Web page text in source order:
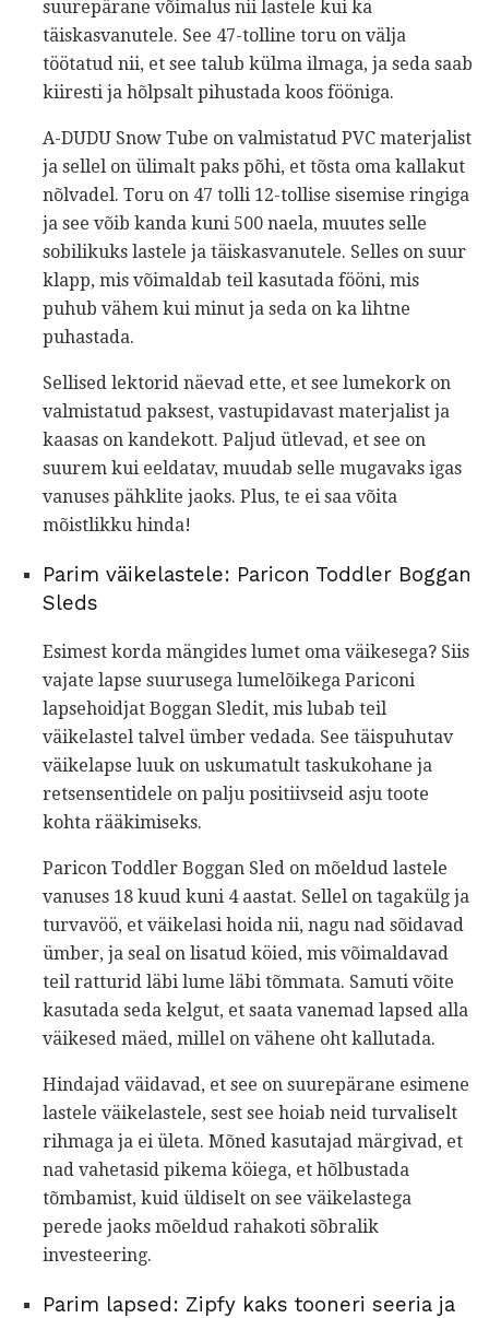
suurepärane võimalus nii lastele kui ka
täiskasvanutele. See 47-tolline toru on välja
töötatud nii, et see talub külma ilmaga, ja seda saab
kiiresti ja hõlpsalt pihustada koos fööniga.
A-DUDU Snow Tube on valmistatud PVC materjalist
ja sellel on ülimalt paks põhi, et tõsta oma kallakut
nõlvadel. Toru on 47 tolli 12-tollise sisemise ringiga
ja see võib kanda kuni 500 naela, muutes selle
sobilikuks lastele ja täiskasvanutele. Selles on suur
klapp, mis võimaldab teil kasutada fööni, mis
puhub vähem kui minut ja seda on ka lihtne
puhastada.
Sellised lektorid näevad ette, et see lumekork on
valmistatud paksest, vastupidavast materjalist ja
kaasas on kandekott. Paljud ütlevad, et see on
suurem kui eeldatav, muudab selle mugavaks igas
vanuses pähklite jaoks. Plus, te ei saa võita
mõistlikku hinda!
Parim väikelastele: Paricon Toddler Boggan
Sleds
Esimest korda mängides lumet oma väikesega? Siis
vajate lapse suurusega lumelõikega Pariconi
lapsehoidjat Boggan Sledit, mis lubab teil
väikelastel talvel ümber vedada. See täispuhutav
väikelapse luuk on uskumatult taskukohane ja
retsensentidele on palju positiivseid asju toote
kohta rääkimiseks.
Paricon Toddler Boggan Sled on mõeldud lastele
vanuses 18 kuud kuni 4 aastat. Sellel on tagakülg ja
turvavöö, et väikelasi hoida nii, nagu nad sõidavad
ümber, ja seal on lisatud köied, mis võimaldavad
teil ratturid läbi lume läbi tõmmata. Samuti võite
kasutada seda kelgut, et saata vanemad lapsed alla
väikesed mäed, millel on vähene oht kallutada.
Hindajad väidavad, et see on suurepärane esimene
lastele väikelastele, sest see hoiab neid turvaliselt
rihmaga ja ei ületa. Mõned kasutajad märgivad, et
nad vahetasid pikema köiega, et hõlbustada
tõmbamist, kuid üldiselt on see väikelastega
perede jaoks mõeldud rahakoti sõbralik
investeering.
Parim lapsed: Zipfy kaks tooneri seeria ja